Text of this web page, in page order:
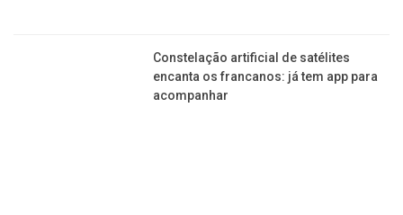
Constelação artificial de satélites
encanta os francanos: já tem app para
acompanhar